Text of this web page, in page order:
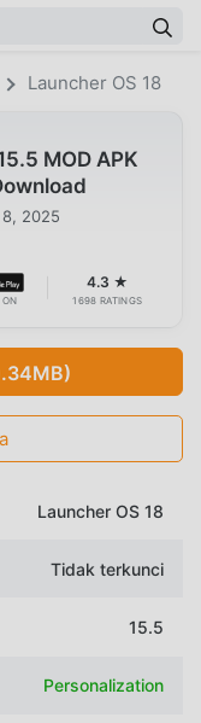
Launcher OS 18
MOD APK
2025
ON
4.3 ★
1698 RATINGS
Launcher OS 18
Tidak terkunci
15.5
Personalization